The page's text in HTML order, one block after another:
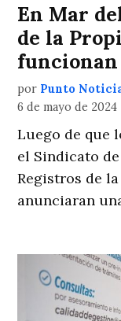
En Mar
de la
por Punto
6 de mayo de 2024
Luego de que
el Sindicato
Registros de
anunciaran